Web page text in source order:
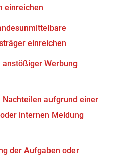
einreichen
einreichen
Werbung
Nachteilen aufgrund einer
internen Meldung
der Aufgaben oder